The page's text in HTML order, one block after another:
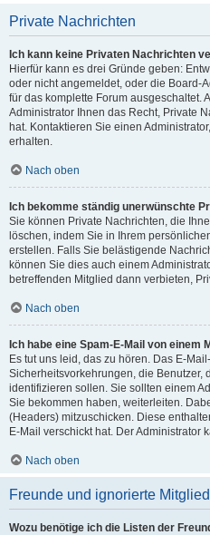
Private Nachrichten
Ich kann keine Privaten Nachrichten
Hierfür kann es drei Gründe geben:
oder nicht angemeldet, oder die Board-
für das komplette Forum ausgeschaltet.
Administrator Ihnen das Recht, Private
hat. Kontaktieren Sie einen
erhalten.
Nach oben
Ich bekomme ständig unerwünschte
Sie können Private Nachrichten, die
löschen, indem Sie in Ihrem
erstellen. Falls Sie belästigende
können Sie dies auch einem
betreffenden Mitglied dann verbieten,
Nach oben
Ich habe eine Spam-E-Mail von einem
Es tut uns leid, das zu hören. Das E-
Sicherheitsvorkehrungen, die Benutzer,
identifizieren sollen. Sie sollten einem
Sie bekommen haben, weiterleiten.
(Headers) mitzuschicken. Diese
E-Mail verschickt hat. Der Administrator
Nach oben
Freunde und ignorierte
Wozu benötige ich die Listen der